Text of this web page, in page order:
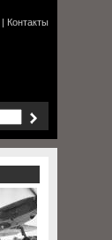
| Контакты